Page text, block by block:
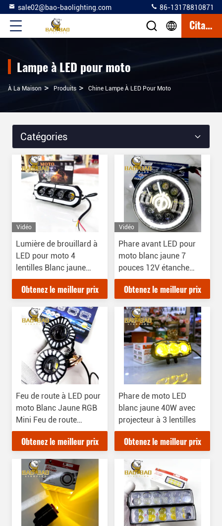
sale02@bao-baolighting.com 86-13178810871
Citation
Lampe à LED pour moto
À La Maison > Produits > Chine Lampe À LED Pour Moto
Catégories
Vidéo
Lumière de brouillard à
LED pour moto 4
lentilles Blanc jaune
Aluminium
Obtenez le meilleur prix
Vidéo
Phare avant LED pour
moto blanc jaune 7
pouces 12V étanche
IP67
Obtenez le meilleur prix
Feu de route à LED pour
moto Blanc Jaune RGB
Mini Feu de route
métallique
Obtenez le meilleur prix
Phare de moto LED
blanc jaune 40W avec
projecteur à 3 lentilles
Obtenez le meilleur prix